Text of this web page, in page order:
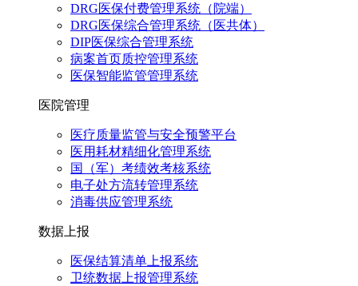
DRG医保付费管理系统（院端）
DRG医保综合管理系统（医共体）
DIP医保综合管理系统
病案首页质控管理系统
医保智能监管管理系统
医院管理
医疗质量监管与安全预警平台
医用耗材精细化管理系统
国（军）考绩效考核系统
电子处方流转管理系统
消毒供应管理系统
数据上报
医保结算清单上报系统
卫统数据上报管理系统